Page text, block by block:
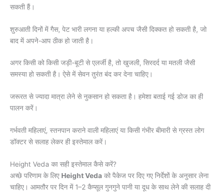
सकती हैं।
शुरुआती दिनों में गैस, पेट भारी लगना या हल्की अपच जैसी दिक्कत हो सकती है, जो
बाद में अपने-आप ठीक हो जाती है।
अगर किसी को किसी जड़ी-बूटी से एलर्जी है, तो खुजली, सिरदर्द या मतली जैसी
समस्या हो सकती है। ऐसे में सेवन तुरंत बंद कर देना चाहिए।
जरूरत से ज्यादा मात्रा लेने से नुकसान हो सकता है। हमेशा बताई गई डोज का ही
पालन करें।
गर्भवती महिलाएं, स्तनपान कराने वाली महिलाएं या किसी गंभीर बीमारी से ग्रस्त लोग
डॉक्टर से सलाह लेकर ही इस्तेमाल करें।
Height Veda का सही इस्तेमाल कैसे करें?
अच्छे परिणाम के लिए Height Veda को पैकेज पर दिए गए निर्देशों के अनुसार लेना
चाहिए। आमतौर पर दिन में 1–2 कैप्सूल गुनगुने पानी या दूध के साथ लेने की सलाह दी